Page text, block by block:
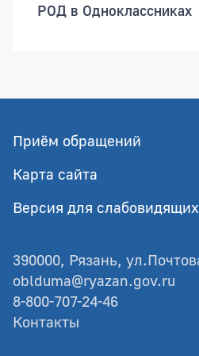
РОД в Одноклассниках
Приём обращений
Карта сайта
Версия для слабовидящих
390000, Рязань,
oblduma@ryazan.gov.ru
8-800-707-24-46
Контакты